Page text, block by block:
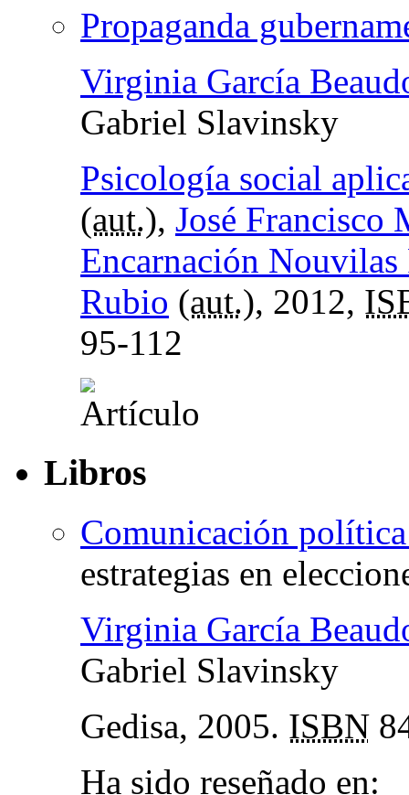
Propaganda
Virginia García
Gabriel Slavinsky
Psicología social
(aut.), José Francisco
Encarnación Nouvilas
Rubio (aut.), 2012,
95-112
Libros
Comunicación
estrategias en
Virginia García
Gabriel Slavinsky
Gedisa, 2005. ISBN
Ha sido reseñado en: